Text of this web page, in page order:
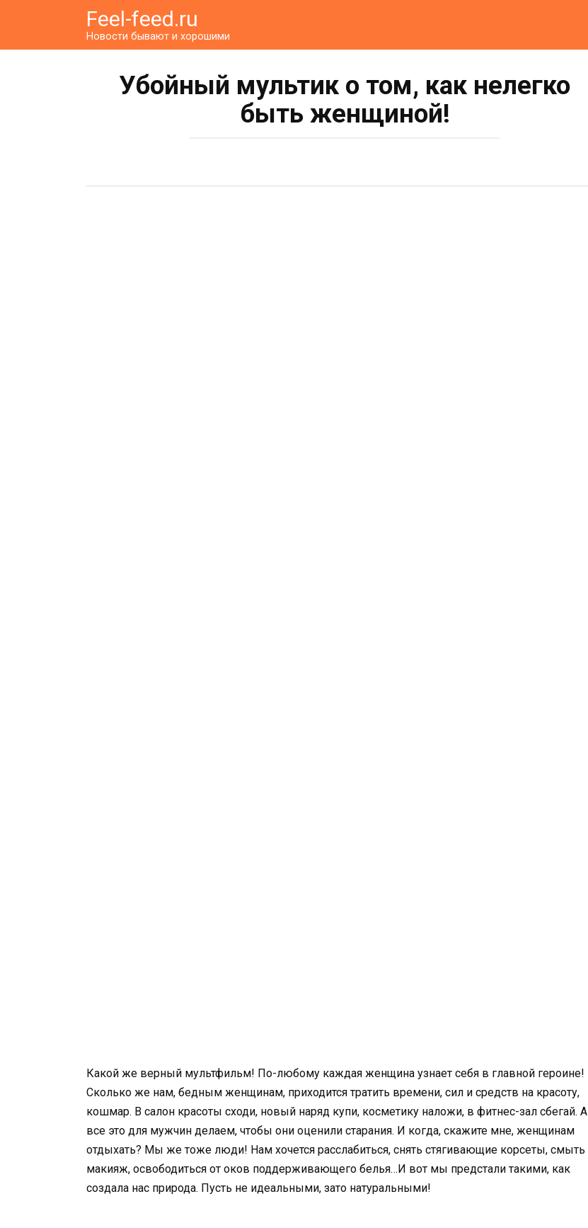
Feel-feed.ru
Новости бывают и хорошими
Убойный мультик о том, как нелегко
быть женщиной!
Какой же верный мультфильм! По-любому каждая женщина узнает себя в главной героине!
Сколько же нам, бедным женщинам, приходится тратить времени, сил и средств на красоту,
кошмар. В салон красоты сходи, новый наряд купи, косметику наложи, в фитнес-зал сбегай. А
все это для мужчин делаем, чтобы они оценили старания. И когда, скажите мне, женщинам
отдыхать? Мы же тоже люди! Нам хочется расслабиться, снять стягивающие корсеты, смыть
макияж, освободиться от оков поддерживающего белья…И вот мы предстали такими, как
создала нас природа. Пусть не идеальными, зато натуральными!